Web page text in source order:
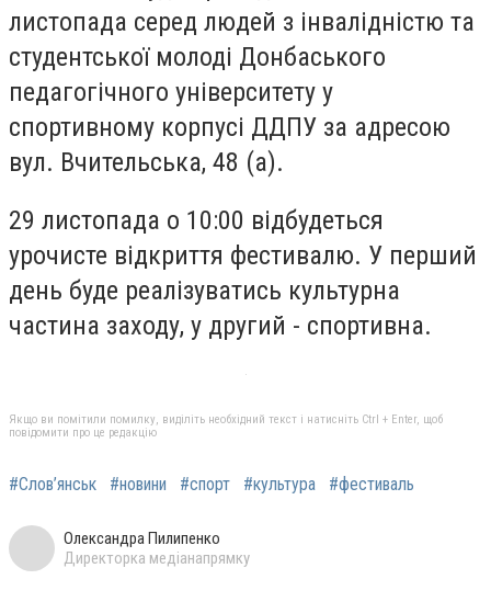
листопада серед людей з інвалідністю та
студентської молоді Донбаського
педагогічного університету у
спортивному корпусі ДДПУ за адресою
вул. Вчительська, 48 (а).
29 листопада о 10:00 відбудеться
урочисте відкриття фестивалю. У перший
день буде реалізуватись культурна
частина заходу, у другий - спортивна.
Якщо ви помітили помилку, виділіть необхідний текст і натисніть Ctrl + Enter, щоб
повідомити про це редакцію
#Слов’янськ #новини #спорт #культура #фестиваль
Олександра Пилипенко
Директорка медіанапрямку